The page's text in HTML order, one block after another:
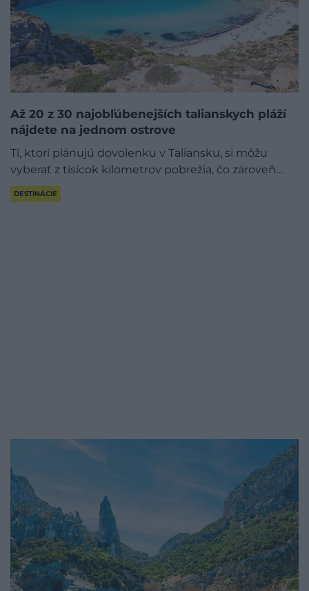
Až 20 z 30 najobľúbenejších talianskych pláží
nájdete na jednom ostrove
Tí, ktorí plánujú dovolenku v Taliansku, si môžu
vyberať z tisícok kilometrov pobrežia, čo zároveň…
DESTINÁCIE